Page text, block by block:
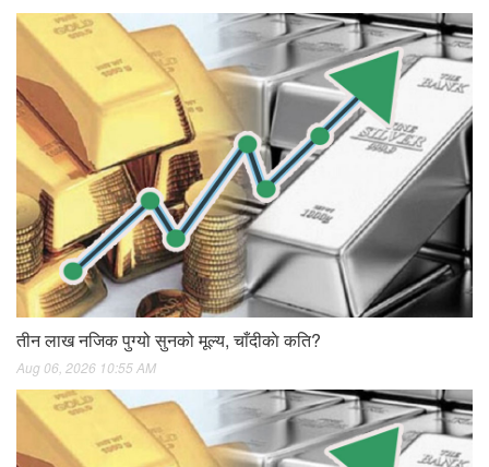
तीन लाख नजिक पुग्यो सुनको मूल्य, चाँदीकाे कति?
Aug 06, 2026 10:55 AM